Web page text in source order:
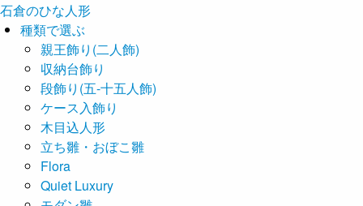
石倉のひな人形
種類で選ぶ
親王飾り(二人飾)
収納台飾り
段飾り(五-十五人飾)
ケース入飾り
木目込人形
立ち雛・おぼこ雛
Flora
Quiet Luxury